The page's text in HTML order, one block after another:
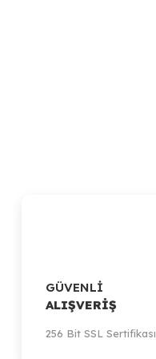
GÜVENLİ
ALIŞVERİŞ
256 Bit SSL Sertifikası